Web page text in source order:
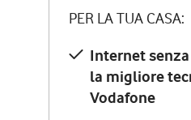
PER LA TUA CASA:
Internet
la migliore
Vodafone
PER LA TUA
Internet
la
Modem